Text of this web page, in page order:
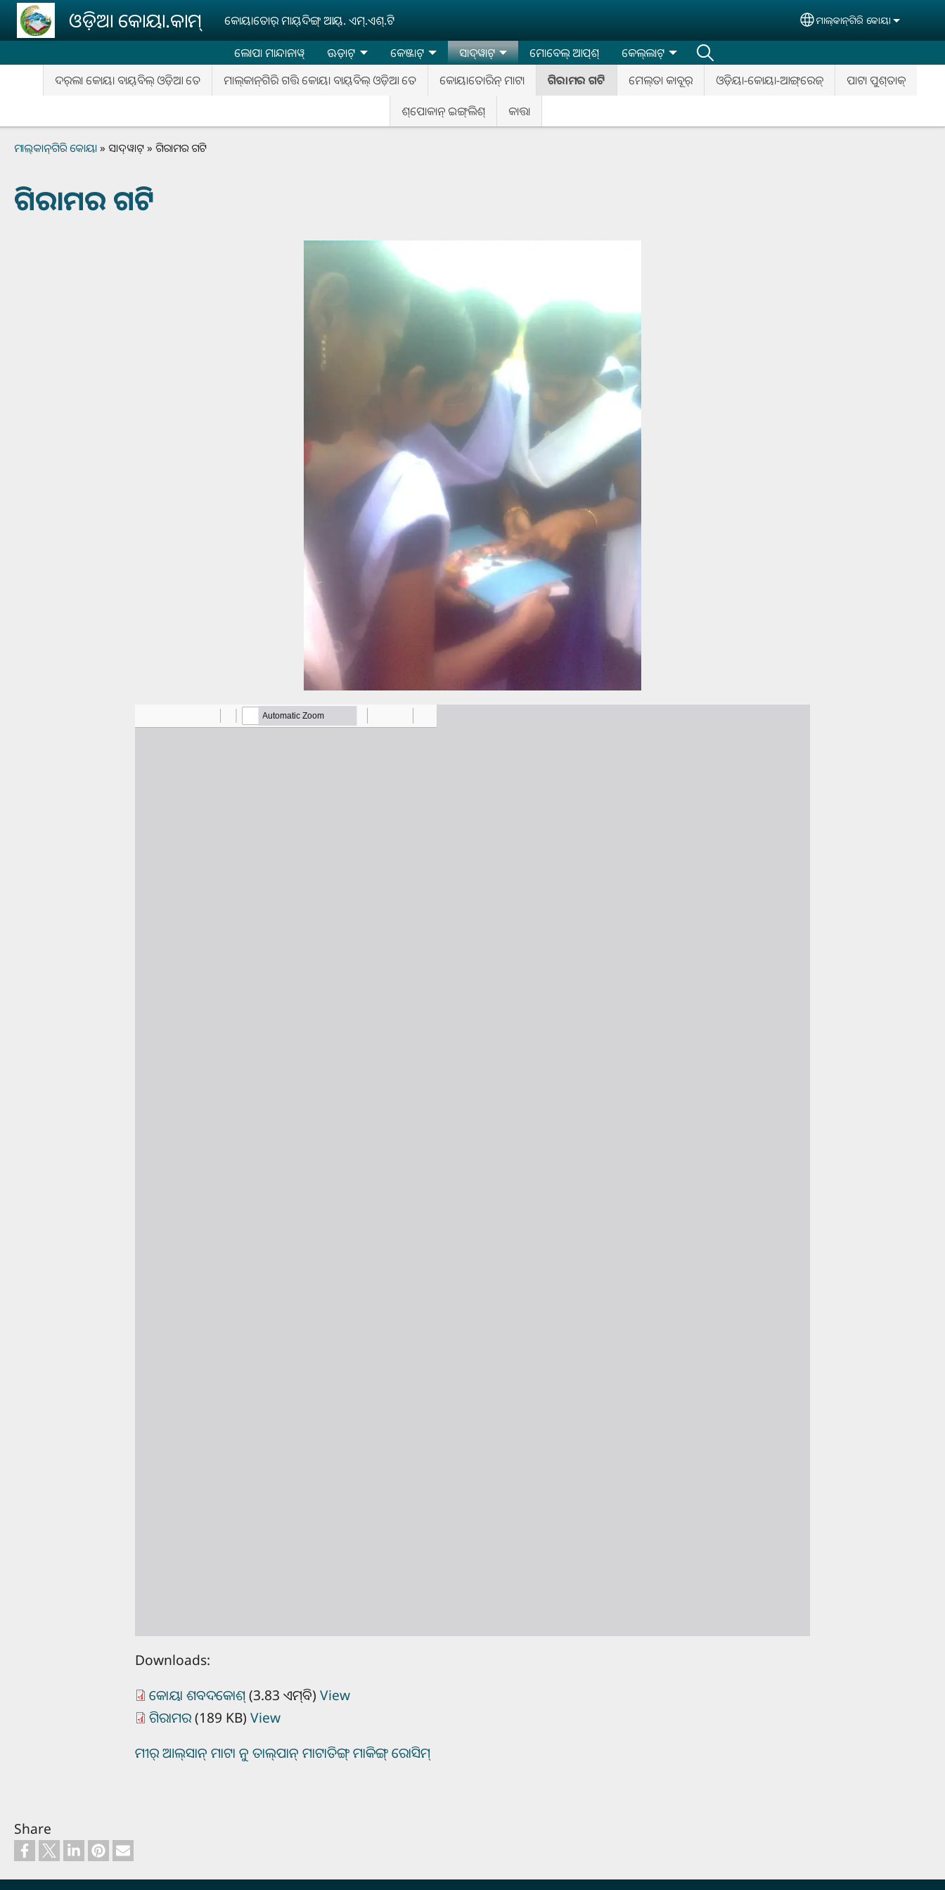
Skip to main contentଓଡ଼ିଆ କୋୟା.କାମ୍‌ କୋୟାତୋର୍‌ ମାୟ୍‌ଦିଙ୍ଗ୍‌ ଆୟ୍‌. ଏମ୍‌.ଏଶ୍‌.ଟି Select your language
ମାଲ୍‌କାନ୍‌ଗିରି କୋୟା
ଲୋପା ମାନ୍ଦାନାୱ୍‌ ଊଡ଼ାଟ୍‌ କେଞ୍ଜାଟ୍‌
ସାଦ୍‌ୱାଟ୍
ଦର୍‌ଲା କୋୟା ବାୟ୍‌ବିଲ୍‌ ଓଡ଼ିଆ ତେ
ମାଲ୍‌କାନ୍‌ଗିରି ଗତ୍ତି କୋୟା ବାୟ୍‌ବିଲ୍‌ ଓଡ଼ିଆ ତେ କୋୟାତୋରିନ୍‌ ମାଟା ଗିରାମର ଗଟି ମେଲ୍‌ତା କାବୂର୍‌ ଓଡ଼ିୟା-କୋୟା-ଆଙ୍ଗ୍‌ରେଜ୍‌
ପାଟା ପୁଶ୍‌ତାକ୍‌
ଶ୍‌ପୋକାନ୍‌ ଇଙ୍ଗ୍‌ଲିଶ୍‌
କାତ୍ତା
ମୋବେଲ୍‌ ଆପ୍‌ଶ୍‌ କେଲ୍‌ଲାଟ୍‌
Breadcrumb
ମାଲ୍‌କାନ୍‌ଗିରି କୋୟା ସାଦ୍‌ୱାଟ୍ ଗିରାମର ଗଟି
ଗିରାମର ଗଟି
Downloads:
କୋୟା ଶବଦକୋଶ୍ (3.83 ଏମ୍‌ବି) View
ଗିରାମର(189 KB) View
ମୀର୍‌ ଆଲ୍‌ସାନ୍‌ ମାଟା ନୁ ତାଲ୍‌ପାନ୍‌ ମାଟାତିଙ୍ଗ୍‌ ମାକିଙ୍ଗ୍‌ ରୋସିମ୍‌
Share